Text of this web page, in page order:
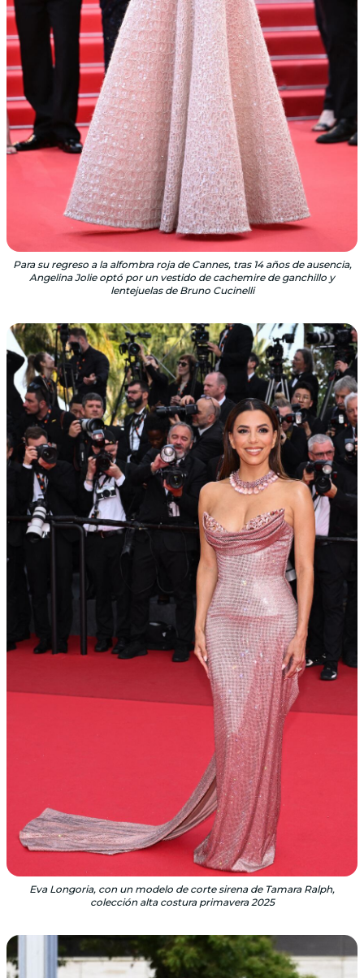
Para su regreso a la alfombra roja de Cannes, tras 14 años de ausencia,
Angelina Jolie optó por un vestido de cachemire de ganchillo y
lentejuelas de Bruno Cucinelli
Eva Longoria, con un modelo de corte sirena de Tamara Ralph,
colección alta costura primavera 2025